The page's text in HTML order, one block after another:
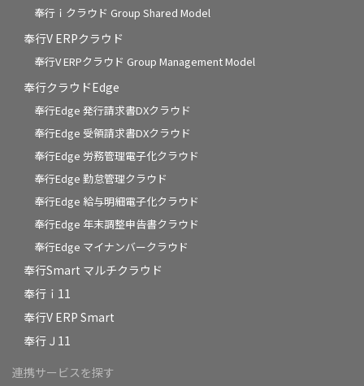
奉行ｉクラウド Group Shared Model
奉行V ERPクラウド
奉行V ERPクラウド Group Management Model
奉行クラウドEdge
奉行Edge 発行請求書DXクラウド
奉行Edge 受領請求書DXクラウド
奉行Edge 労務管理電子化クラウド
奉行Edge 勤怠管理クラウド
奉行Edge 給与明細電子化クラウド
奉行Edge 年末調整申告書クラウド
奉行Edge マイナンバークラウド
奉行Smart マルチクラウド
奉行ｉ11
奉行V ERP Smart
奉行Ｊ11
連携サービスを探す